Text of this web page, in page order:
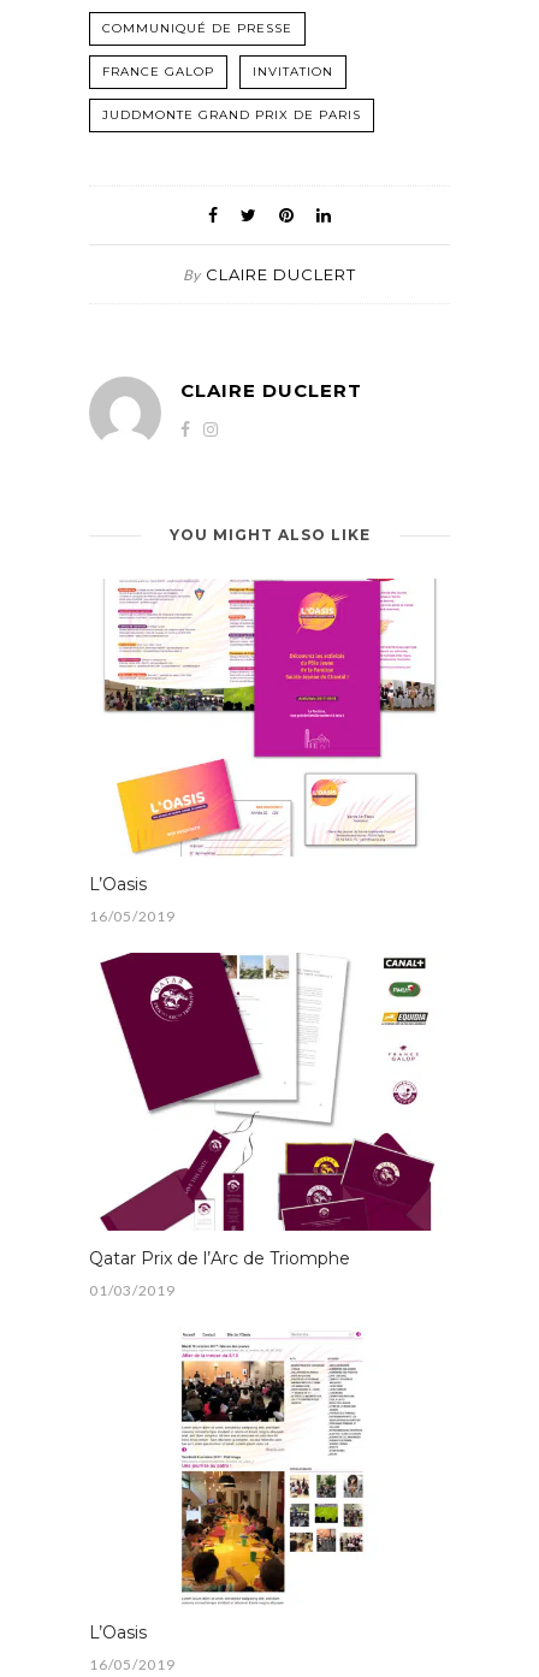
COMMUNIQUÉ DE PRESSE
FRANCE GALOP INVITATION
JUDDMONTE GRAND PRIX DE PARIS
By CLAIRE DUCLERT
CLAIRE DUCLERT
YOU MIGHT ALSO LIKE
L’Oasis
16/05/2019
Qatar Prix de l’Arc de Triomphe
01/03/2019
L’Oasis
16/05/2019